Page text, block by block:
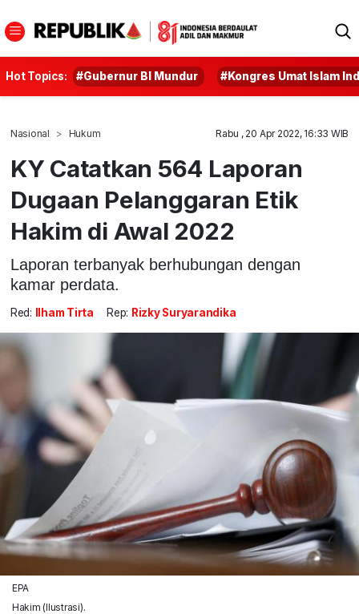
Hot Topics: #Gubernur BI Mundur #Kongres Umat Islam
Nasional Hukum Rabu , 20 Apr 2022, 16:33 WIB
KY Catatkan 564 Laporan
Dugaan Pelanggaran Etik
Hakim di Awal 2022
Laporan terbanyak berhubungan dengan
kamar perdata.
Red: Ilham Tirta Rep: Rizky Suryarandika
EPA
Hakim (Ilustrasi).